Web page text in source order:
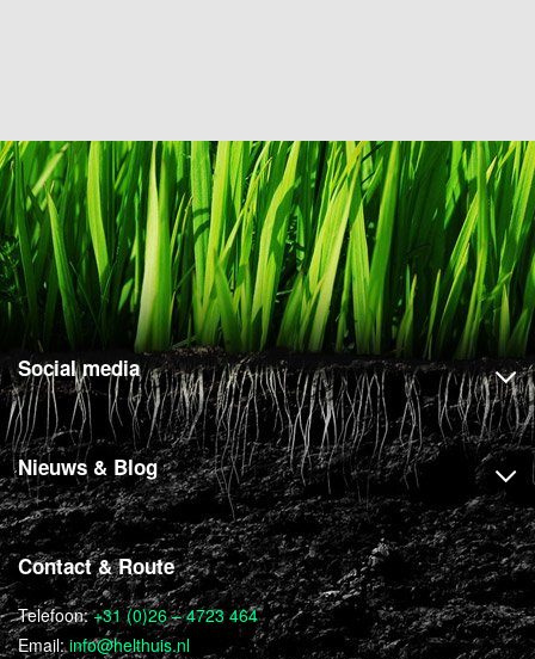
Social media
Nieuws & Blog
Contact & Route
Telefoon:+31 (0)26 – 4723 464
Email:info@helthuis.nl